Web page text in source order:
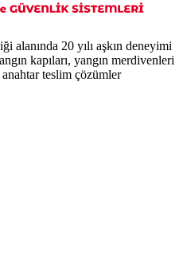
alanında 20 yılı aşkın deneyimi
kapıları, yangın merdivenleri
teslim çözümler